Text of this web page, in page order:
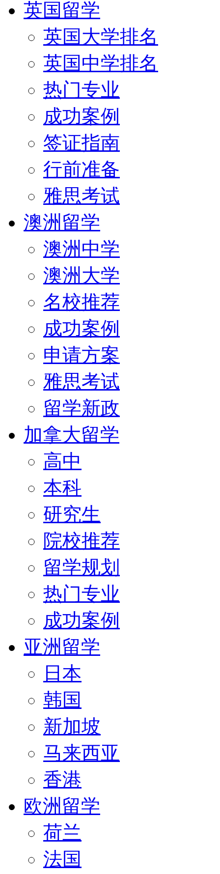
英国留学
英国大学排名
英国中学排名
热门专业
成功案例
签证指南
行前准备
雅思考试
澳洲留学
澳洲中学
澳洲大学
名校推荐
成功案例
申请方案
雅思考试
留学新政
加拿大留学
高中
本科
研究生
院校推荐
留学规划
热门专业
成功案例
亚洲留学
日本
韩国
新加坡
马来西亚
香港
欧洲留学
荷兰
法国